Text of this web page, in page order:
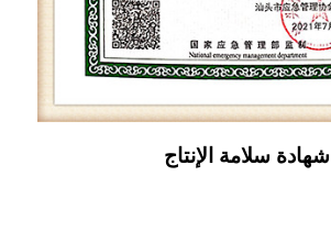
شهادة سلامة الإنتاج